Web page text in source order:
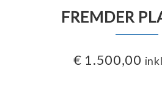
FREMDER
€ 1.500,00